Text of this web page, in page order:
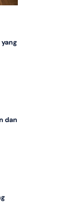
yang
dan